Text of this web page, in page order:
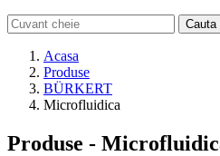
Acasa
Produse
BÜRKERT
Microfluidica
Produse -